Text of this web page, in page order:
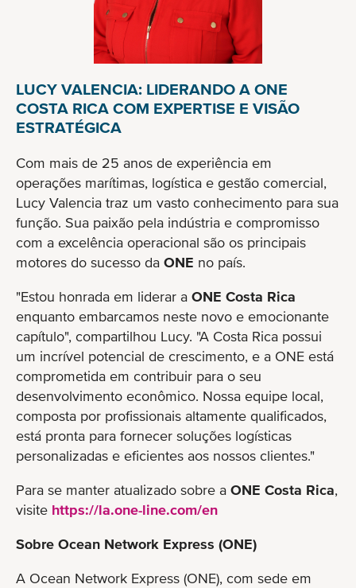
LUCY VALENCIA: LIDERANDO A ONE
COSTA RICA COM EXPERTISE E VISÃO
ESTRATÉGICA
Com mais de 25 anos de experiência em
operações marítimas, logística e gestão comercial,
Lucy Valencia traz um vasto conhecimento para sua
função. Sua paixão pela indústria e compromisso
com a excelência operacional são os principais
motores do sucesso da ONE no país.
"Estou honrada em liderar a ONE Costa Rica
enquanto embarcamos neste novo e emocionante
capítulo", compartilhou Lucy. "A Costa Rica possui
um incrível potencial de crescimento, e a ONE está
comprometida em contribuir para o seu
desenvolvimento econômico. Nossa equipe local,
composta por profissionais altamente qualificados,
está pronta para fornecer soluções logísticas
personalizadas e eficientes aos nossos clientes."
Para se manter atualizado sobre a ONE Costa Rica,
visite https://la.one-line.com/en
Sobre Ocean Network Express (ONE)
A Ocean Network Express (ONE), com sede em